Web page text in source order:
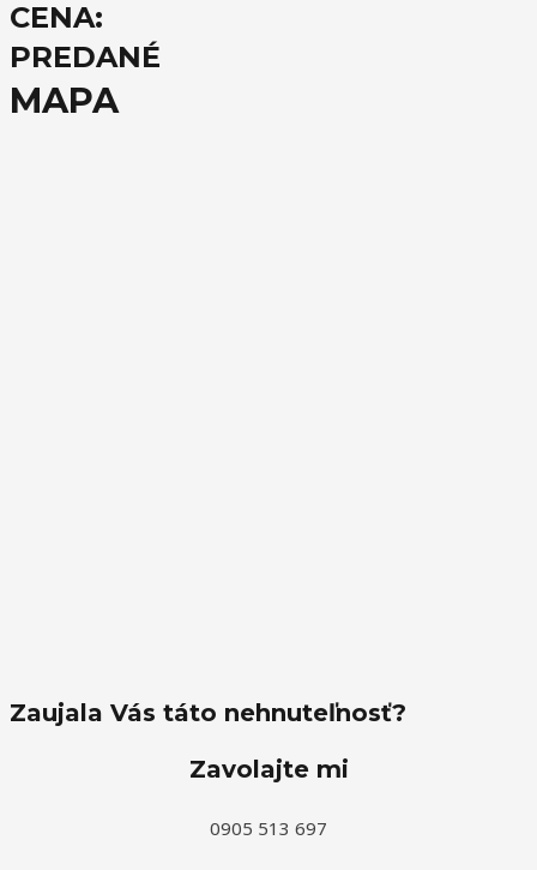
CENA:
PREDANÉ
MAPA
Zaujala Vás táto nehnuteľnosť?
Zavolajte mi
0905 513 697